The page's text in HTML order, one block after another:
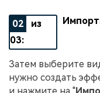
02
из
03:
Затем выберите
нужно создать